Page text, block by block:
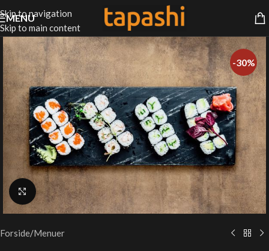
Skip to navigation
Skip to main content
MENU
-30%
Klik for at forstørre
Forside/Menuer